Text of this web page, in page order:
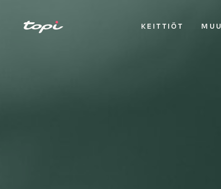
KEITTIÖT